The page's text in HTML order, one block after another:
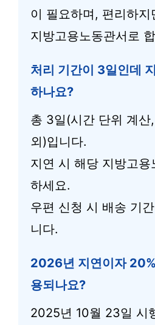
이 필요하며, 편리하
지방고용노동관서로
처리 기간이 3일인데
하나요?
총 3일(시간 단위 계산
외)입니다.
지연 시 해당 지방고용
하세요.
우편 신청 시 배송 기
니다.
2026년 지연이자
용되나요?
2025년 10월 23일 시